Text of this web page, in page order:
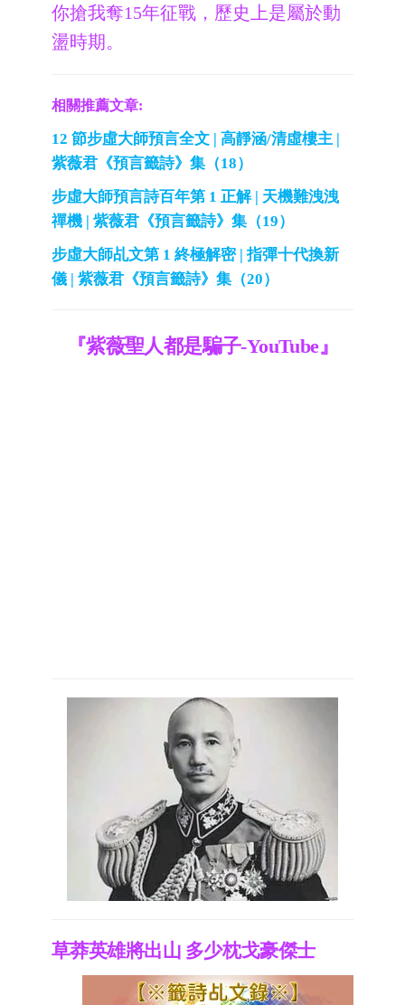
你搶我奪15年征戰，歷史上是屬於動
盪時期。
相關推薦文章:
12 節步虛大師預言全文 | 高靜涵/清虛樓主 |
紫薇君《預言籤詩》集（18）
步虛大師預言詩百年第 1 正解 | 天機難洩洩
禪機 | 紫薇君《預言籤詩》集（19）
步虛大師乩文第 1 終極解密 | 指彈十代換新
儀 | 紫薇君《預言籤詩》集（20）
『紫薇聖人都是騙子-YouTube』
草莽英雄將出山 多少枕戈豪傑士